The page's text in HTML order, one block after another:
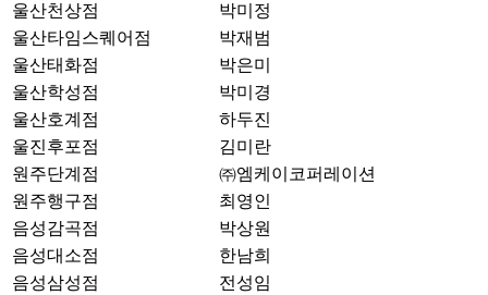
울산천상점
박미정
울산타임스퀘어점
박재범
울산태화점
박은미
울산학성점
박미경
울산호계점
하두진
울진후포점
김미란
원주단계점
㈜엠케이코퍼레이션
원주행구점
최영인
음성감곡점
박상원
음성대소점
한남희
음성삼성점
전성임